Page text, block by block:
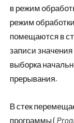
в режим
режим
помещаются в
записи
выборка
прерывания.
В стек
программы (